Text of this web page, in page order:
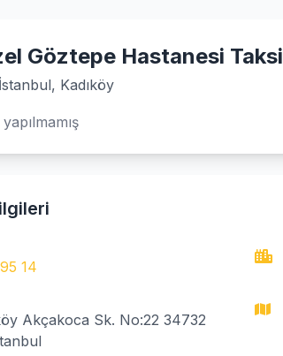
Göztepe Hastanesi Taksi
İstanbul, Kadıköy
14
Akçakoca Sk. No:22 34732